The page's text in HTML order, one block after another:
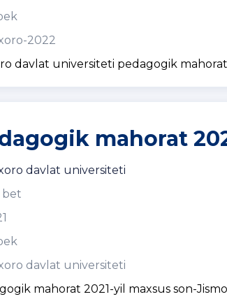
2022
davlat universiteti pedagogik mahorat
mahorat
davlat universiteti
bet
davlat universiteti
mahorat 2021-yil maxsus son-